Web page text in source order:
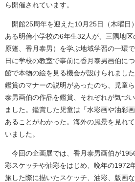
ら開催されています。
開館25周年を迎えた10月25日（木曜日
ある明倫小学校の6年生32人が、三隅地
原篷、香月泰男）を学ぶ地域学習の一環
日に学校の教室で事前に香月泰男画伯に
館で本物の絵を見る機会が設けられまし
鑑賞のマナーの説明があったのち、児童
泰男画伯の作品を鑑賞、それぞれが気づ
ました。鑑賞した児童は「水彩画や油彩
あることがわかった。海外の風景を見れ
いました。
今回の企画展では、香月泰男画伯が
彩スケッチや油彩をはじめ、晩年の1972
旅した際に描いたスケッチ、油彩、版画